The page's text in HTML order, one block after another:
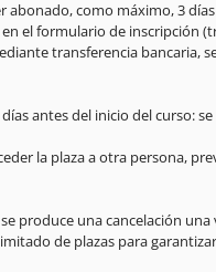
abonado, como máximo, 3
el formulario de inscripción
transferencia bancaria,
antes del inicio del curso:
la plaza a otra persona,
produce una cancelación una
de plazas para